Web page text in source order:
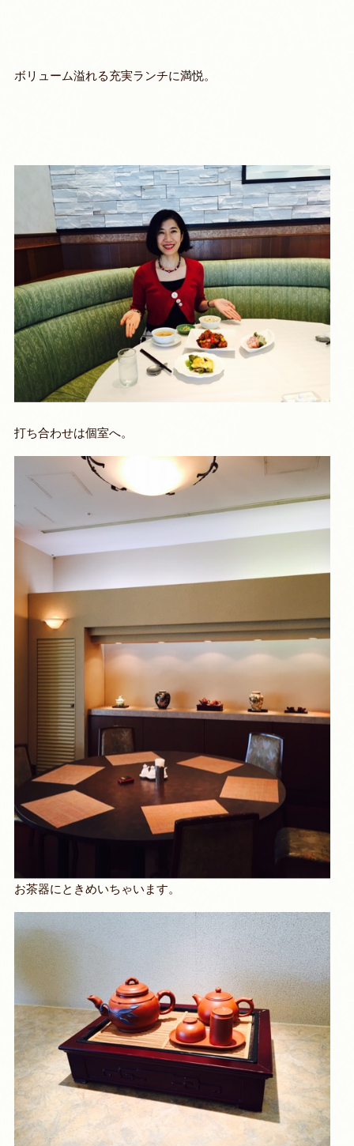
ボリューム溢れる充実ランチに満悦。
打ち合わせは個室へ。
お茶器にときめいちゃいます。